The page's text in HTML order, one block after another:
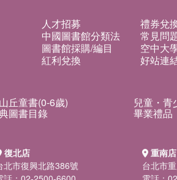
人才招募 禮券兌
中國圖書館分類法 常見問
圖書館採購/編目 空中大
紅利兌換 好站連
丘童書(0-6歲) 兒童・青
圖書目錄 畢業禮品
復北店
北市復興北路386號
重南店
台北市